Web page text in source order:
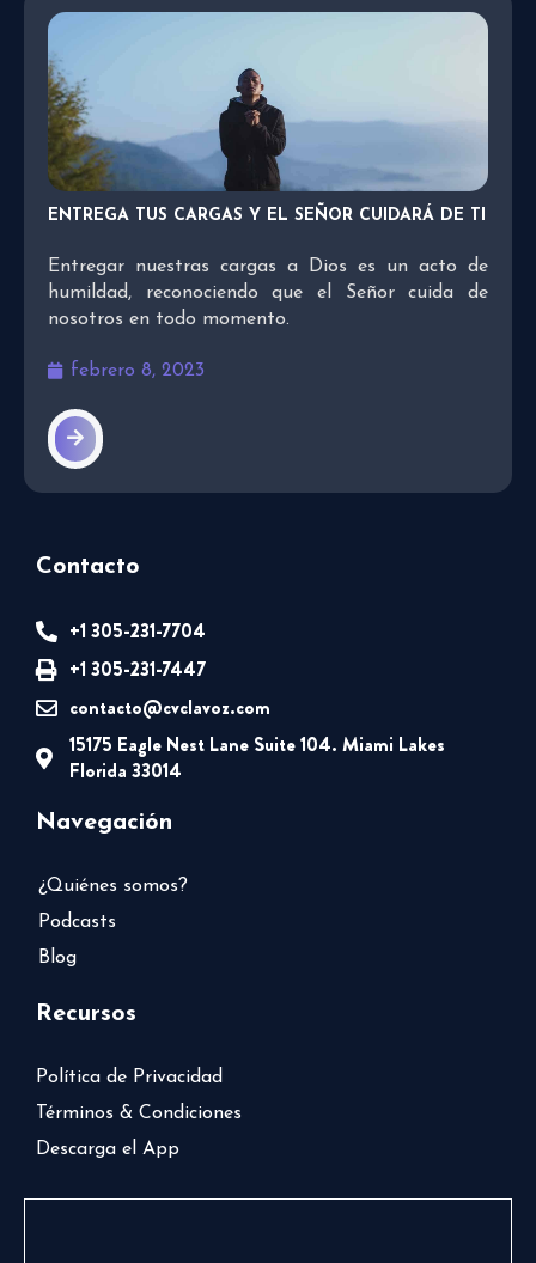
ENTREGA TUS CARGAS Y EL SEÑOR CUIDARÁ DE TI
Entregar nuestras cargas a Dios es un acto de
humildad, reconociendo que el Señor cuida de
nosotros en todo momento.
febrero 8, 2023
Contacto
+1 305-231-7704
+1 305-231-7447
contacto@cvclavoz.com
15175 Eagle Nest Lane Suite 104. Miami Lakes
Florida 33014
Navegación
¿Quiénes somos?
Podcasts
Blog
Recursos
Política de Privacidad
Términos & Condiciones
Descarga el App